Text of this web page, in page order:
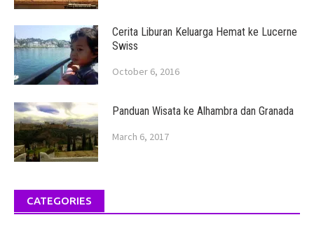
Cerita Liburan Keluarga Hemat ke Lucerne
Swiss
October 6, 2016
Panduan Wisata ke Alhambra dan Granada
March 6, 2017
CATEGORIES